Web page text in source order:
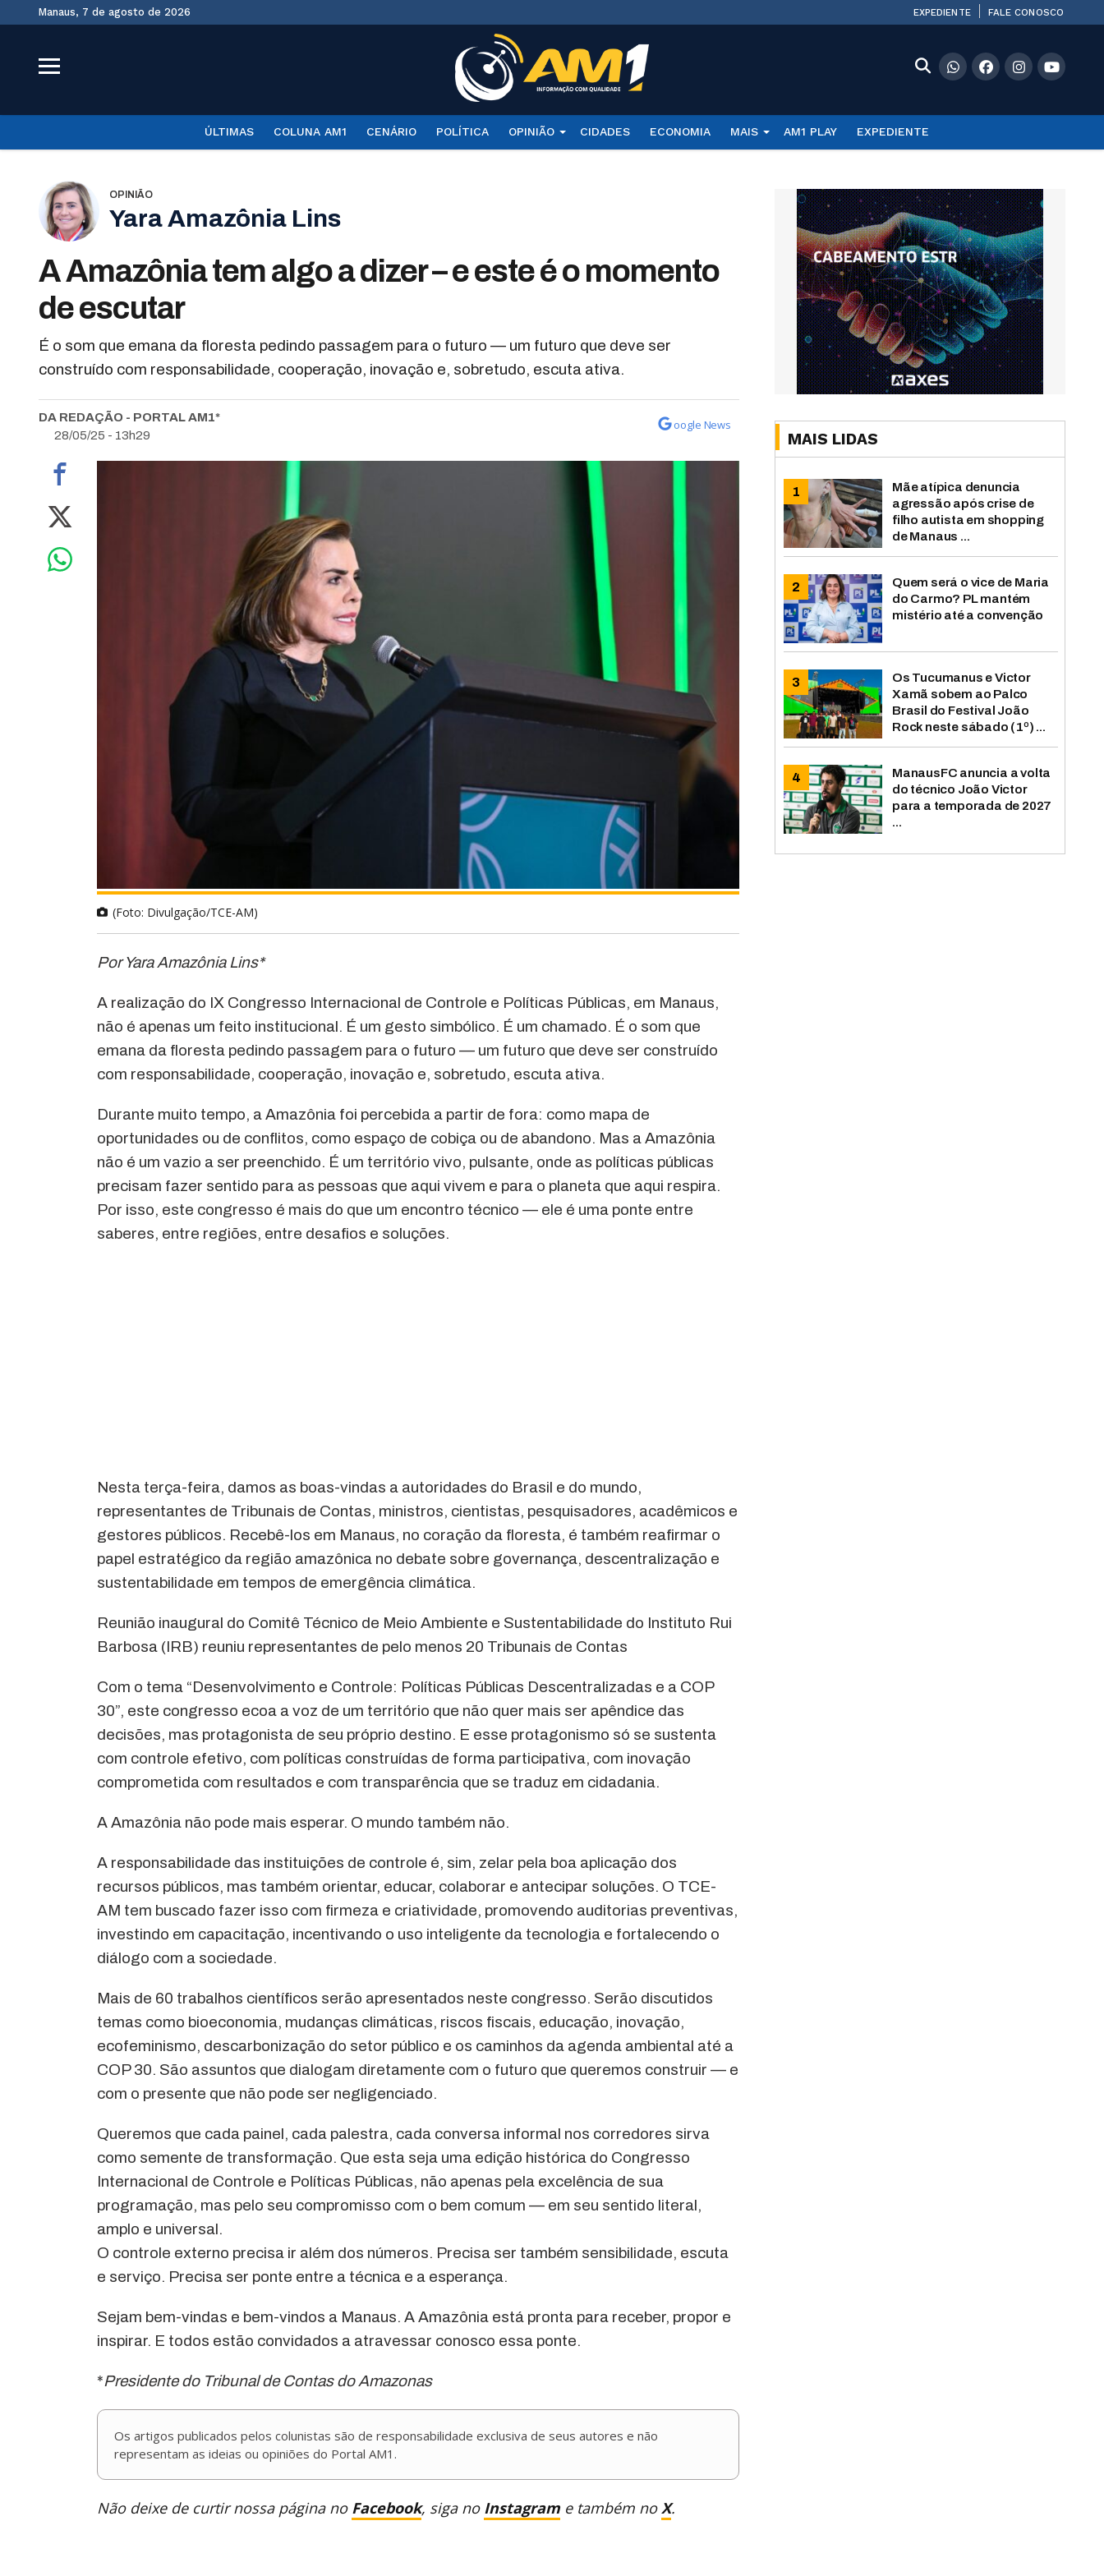
Manaus, 7 de agosto de 2026 EXPEDIENTE FALE CONOSCO
ÚLTIMAS COLUNA AM1 CENÁRIO POLÍTICA OPINIÃO CIDADES ECONOMIA MAIS AM1 PLAY EXPEDIENTE
OPINIÃO
Yara Amazônia Lins
A Amazônia tem algo a dizer – e este é o momento
de escutar
É o som que emana da floresta pedindo passagem para o futuro — um futuro que deve ser
construído com responsabilidade, cooperação, inovação e, sobretudo, escuta ativa.
DA REDAÇÃO - PORTAL AM1*
28/05/25 - 13h29
oogle News
(Foto: Divulgação/TCE-AM)
Por Yara Amazônia Lins*
A realização do IX Congresso Internacional de Controle e Políticas Públicas, em Manaus,
não é apenas um feito institucional. É um gesto simbólico. É um chamado. É o som que
emana da floresta pedindo passagem para o futuro — um futuro que deve ser construído
com responsabilidade, cooperação, inovação e, sobretudo, escuta ativa.
Durante muito tempo, a Amazônia foi percebida a partir de fora: como mapa de
oportunidades ou de conflitos, como espaço de cobiça ou de abandono. Mas a Amazônia
não é um vazio a ser preenchido. É um território vivo, pulsante, onde as políticas públicas
precisam fazer sentido para as pessoas que aqui vivem e para o planeta que aqui respira.
Por isso, este congresso é mais do que um encontro técnico — ele é uma ponte entre
saberes, entre regiões, entre desafios e soluções.
Nesta terça-feira, damos as boas-vindas a autoridades do Brasil e do mundo,
representantes de Tribunais de Contas, ministros, cientistas, pesquisadores, acadêmicos e
gestores públicos. Recebê-los em Manaus, no coração da floresta, é também reafirmar o
papel estratégico da região amazônica no debate sobre governança, descentralização e
sustentabilidade em tempos de emergência climática.
Reunião inaugural do Comitê Técnico de Meio Ambiente e Sustentabilidade do Instituto Rui
Barbosa (IRB) reuniu representantes de pelo menos 20 Tribunais de Contas
Com o tema “Desenvolvimento e Controle: Políticas Públicas Descentralizadas e a COP
30”, este congresso ecoa a voz de um território que não quer mais ser apêndice das
decisões, mas protagonista de seu próprio destino. E esse protagonismo só se sustenta
com controle efetivo, com políticas construídas de forma participativa, com inovação
comprometida com resultados e com transparência que se traduz em cidadania.
A Amazônia não pode mais esperar. O mundo também não.
A responsabilidade das instituições de controle é, sim, zelar pela boa aplicação dos
recursos públicos, mas também orientar, educar, colaborar e antecipar soluções. O TCE-
AM tem buscado fazer isso com firmeza e criatividade, promovendo auditorias preventivas,
investindo em capacitação, incentivando o uso inteligente da tecnologia e fortalecendo o
diálogo com a sociedade.
Mais de 60 trabalhos científicos serão apresentados neste congresso. Serão discutidos
temas como bioeconomia, mudanças climáticas, riscos fiscais, educação, inovação,
ecofeminismo, descarbonização do setor público e os caminhos da agenda ambiental até a
COP 30. São assuntos que dialogam diretamente com o futuro que queremos construir — e
com o presente que não pode ser negligenciado.
Queremos que cada painel, cada palestra, cada conversa informal nos corredores sirva
como semente de transformação. Que esta seja uma edição histórica do Congresso
Internacional de Controle e Políticas Públicas, não apenas pela excelência de sua
programação, mas pelo seu compromisso com o bem comum — em seu sentido literal,
amplo e universal.
O controle externo precisa ir além dos números. Precisa ser também sensibilidade, escuta
e serviço. Precisa ser ponte entre a técnica e a esperança.
Sejam bem-vindas e bem-vindos a Manaus. A Amazônia está pronta para receber, propor e
inspirar. E todos estão convidados a atravessar conosco essa ponte.
*Presidente do Tribunal de Contas do Amazonas
Os artigos publicados pelos colunistas são de responsabilidade exclusiva de seus autores e não
representam as ideias ou opiniões do Portal AM1.
Não deixe de curtir nossa página no Facebook, siga no Instagram e também noX.
MAIS LIDAS
Mãe atípica denuncia
agressão após crise de
filho autista em shopping
de Manaus ...
Quem será o vice de Maria
do Carmo? PL mantém
mistério até a convenção
Os Tucumanus e Victor
Xamã sobem ao Palco
Brasil do Festival João
Rock neste sábado (1º) ...
ManausFC anuncia a volta
do técnico João Victor
para a temporada de 2027
...